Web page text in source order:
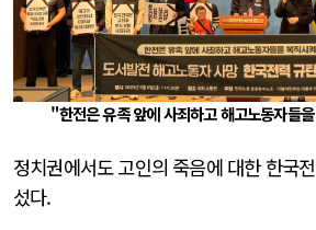
"한전은 유족 앞에 사죄하고 해고노동자들
정치권에서도 고인의 죽음에 대한 한국
섰다.